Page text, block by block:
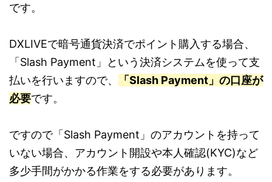
です。
DXLIVEで暗号通貨決済でポイント購入する場合、
「Slash Payment」という決済システムを使って支
払いを行いますので、
「Slash Payment」の口座が
必要です。
ですので「Slash Payment」のアカウントを持って
いない場合、アカウント開設や本人確認(KYC)など
多少手間がかかる作業をする必要があります。